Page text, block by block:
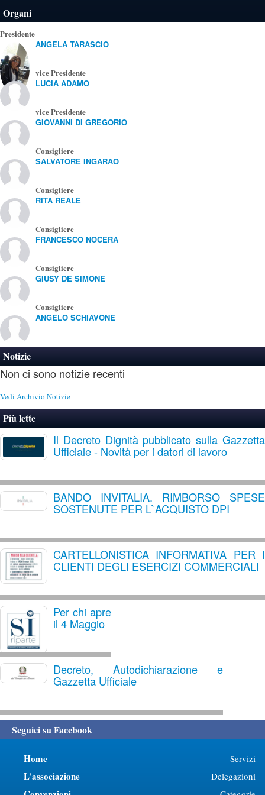
Organi
Presidente
ANGELA TARASCIO
vice Presidente
LUCIA ADAMO
vice Presidente
GIOVANNI DI GREGORIO
Consigliere
SALVATORE INGARAO
Consigliere
RITA REALE
Consigliere
FRANCESCO NOCERA
Consigliere
GIUSY DE SIMONE
Consigliere
ANGELO SCHIAVONE
Notizie
Non ci sono notizie recenti
Vedi Archivio Notizie
Più lette
Il Decreto Dignità pubblicato sulla Gazzetta
Ufficiale - Novità per i datori di lavoro
BANDO INVITALIA. RIMBORSO SPESE
SOSTENUTE PER L`ACQUISTO DPI
CARTELLONISTICA INFORMATIVA PER I
CLIENTI DEGLI ESERCIZI COMMERCIALI
Per chi apre
il 4 Maggio
Decreto, Autodichiarazione e
Gazzetta Ufficiale
Seguici su Facebook
Home
L'associazione
Servizi
Delegazioni